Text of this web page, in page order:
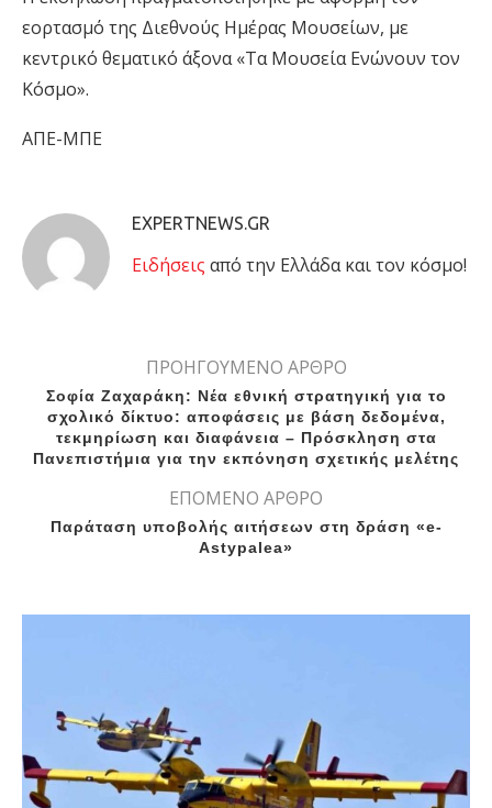
εορτασμό της Διεθνούς Ημέρας Μουσείων, με
κεντρικό θεματικό άξονα «Τα Μουσεία Ενώνουν τον
Κόσμο».
ΑΠΕ-ΜΠΕ
EXPERTNEWS.GR
Eιδήσεις από την Ελλάδα και τον κόσμο!
ΠΡΟΗΓΟΥΜΕΝΟ ΑΡΘΡΟ
Σοφία Ζαχαράκη: Νέα εθνική στρατηγική για το
σχολικό δίκτυο: αποφάσεις με βάση δεδομένα,
τεκμηρίωση και διαφάνεια – Πρόσκληση στα
Πανεπιστήμια για την εκπόνηση σχετικής μελέτης
ΕΠΟΜΕΝΟ ΑΡΘΡΟ
Παράταση υποβολής αιτήσεων στη δράση «e-
Astypalea»